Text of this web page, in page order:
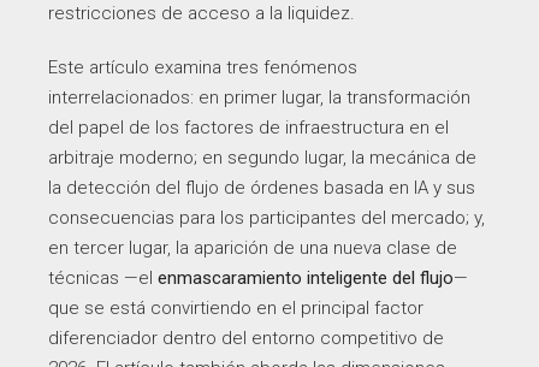
restricciones de acceso a la liquidez.
Este artículo examina tres fenómenos
interrelacionados: en primer lugar, la transformación
del papel de los factores de infraestructura en el
arbitraje moderno; en segundo lugar, la mecánica de
la detección del flujo de órdenes basada en IA y sus
consecuencias para los participantes del mercado; y,
en tercer lugar, la aparición de una nueva clase de
técnicas —el enmascaramiento inteligente del flujo—
que se está convirtiendo en el principal factor
diferenciador dentro del entorno competitivo de